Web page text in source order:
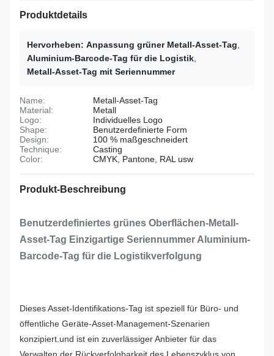
Produktdetails
Hervorheben: Anpassung grüner Metall-Asset-Tag
Aluminium-Barcode-Tag für die Logistik
Metall-Asset-Tag mit Seriennummer
Name:
Metall-Asset-Tag
Material:
Metall
Logo:
Individuelles Logo
Shape:
Benutzerdefinierte Form
Design:
100 % maßgeschneidert
Technique:
Casting
Color:
CMYK, Pantone, RAL usw
Produkt-Beschreibung
Benutzerdefiniertes grünes Oberflächen-Metall-
Asset-Tag Einzigartige Seriennummer Aluminium-
Barcode-Tag für die Logistikverfolgung
Dieses Asset-Identifikations-Tag ist speziell für Büro- und
öffentliche Geräte-Asset-Management-Szenarien
konzipiert.und ist ein zuverlässiger Anbieter für das